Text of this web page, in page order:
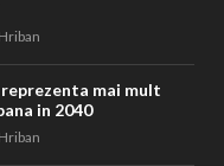
mai mult
in 2040